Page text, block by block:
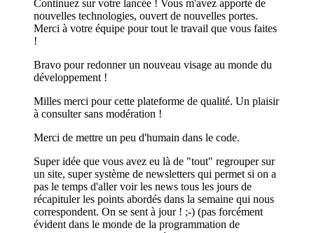
Continuez sur votre lancée ! Vous m'avez apporté de
nouvelles technologies, ouvert de nouvelles portes.
Merci à votre équipe pour tout le travail que vous faites
!
Bravo pour redonner un nouveau visage au monde du
développement !
Milles merci pour cette plateforme de qualité. Un plaisir
à consulter sans modération !
Merci de mettre un peu d'humain dans le code.
Super idée que vous avez eu là de "tout" regrouper sur
un site, super système de newsletters qui permet si on a
pas le temps d'aller voir les news tous les jours de
récapituler les points abordés dans la semaine qui nous
correspondent. On se sent à jour ! ;-) (pas forcément
évident dans le monde de la programmation de